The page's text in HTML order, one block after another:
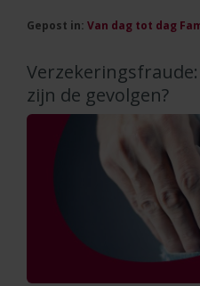
Gepost in: Van dag tot dag
zijn de gevolgen?